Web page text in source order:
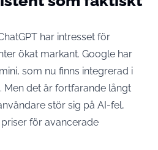
har intresset för
ökat markant. Google har
som nu finns integrerad i
Men det är fortfarande långt
stör sig på AI-fel,
för avancerade